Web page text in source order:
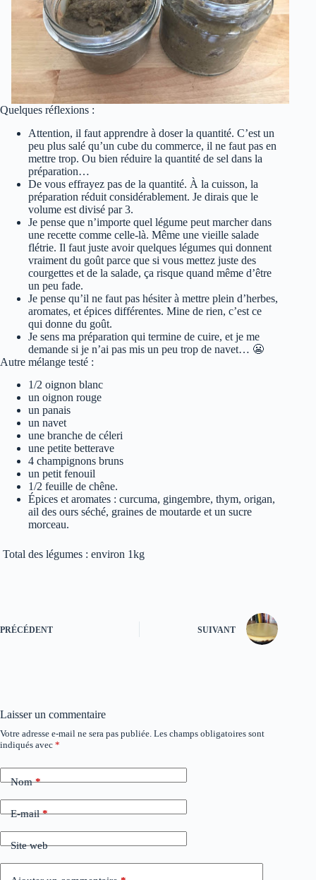
Quelques réflexions :
Attention, il faut apprendre à doser la quantité. C’est un
peu plus salé qu’un cube du commerce, il ne faut pas en
mettre trop. Ou bien réduire la quantité de sel dans la
préparation…
De vous effrayez pas de la quantité. À la cuisson, la
préparation réduit considérablement. Je dirais que le
volume est divisé par 3.
Je pense que n’importe quel légume peut marcher dans
une recette comme celle-là. Même une vieille salade
flétrie. Il faut juste avoir quelques légumes qui donnent
vraiment du goût parce que si vous mettez juste des
courgettes et de la salade, ça risque quand même d’être
un peu fade.
Je pense qu’il ne faut pas hésiter à mettre plein d’herbes,
aromates, et épices différentes. Mine de rien, c’est ce
qui donne du goût.
Je sens ma préparation qui termine de cuire, et je me
demande si je n’ai pas mis un peu trop de navet… 😬
Autre mélange testé :
1/2 oignon blanc
un oignon rouge
un panais
un navet
une branche de céleri
une petite betterave
4 champignons bruns
un petit fenouil
1/2 feuille de chêne.
Épices et aromates : curcuma, gingembre, thym, origan,
ail des ours séché, graines de moutarde et un sucre
morceau.
Total des légumes : environ 1kg
PRÉCÉDENT SUIVANT
Laisser un commentaire
Votre adresse e-mail ne sera pas publiée. Les champs obligatoires sont
indiqués avec *
Nom*
E-mail*
Site web
A
l
r
n
a
v
e